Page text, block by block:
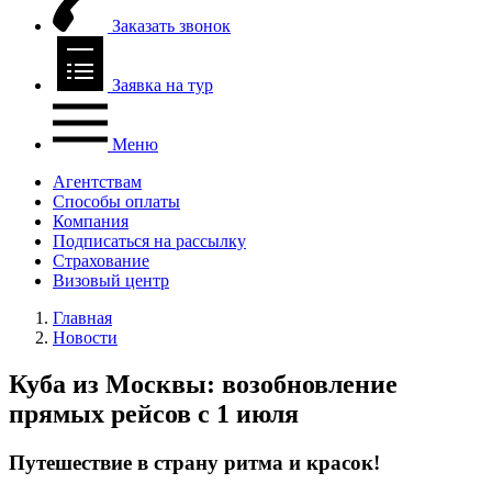
Заказать звонок
Заявка на тур
Меню
Агентствам
Способы оплаты
Компания
Подписаться на рассылку
Страхование
Визовый центр
Главная
Новости
Куба из Москвы: возобновление
прямых рейсов с 1 июля
Путешествие в страну ритма и красок!